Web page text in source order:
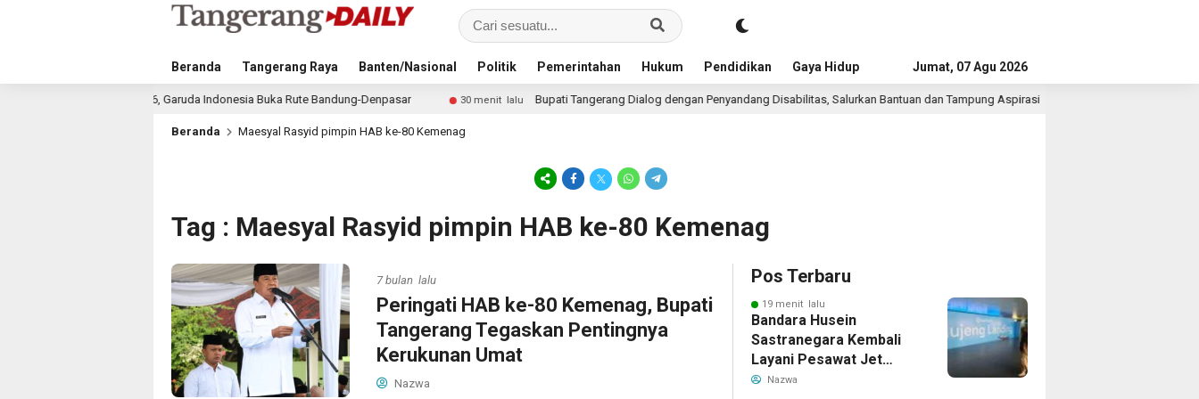
Beranda Tangerang Raya Banten/Nasional Politik Pemerintahan Hukum Pendidikan Gaya Hidup Advertorial
Jumat, 07 Agu 2026
2026, Garuda Indonesia Buka Rute Bandung-Denpasar 30 menit lalu Bupati Tangerang Dialog dengan Penyandang Disabilitas, Salurkan Bantuan dan Tampung Aspirasi 1 jam lalu Mahasiswa Taiwan Mengabdi
Beranda Maesyal Rasyid pimpin HAB ke-80 Kemenag
Tag : Maesyal Rasyid pimpin HAB ke-80 Kemenag
7 bulan lalu
Peringati HAB ke-80 Kemenag, Bupati
Tangerang Tegaskan Pentingnya
Kerukunan Umat
Nazwa
Pos Terbaru
19 menit lalu
Bandara Husein
Sastranegara Kembali
Layani Pesawat Jet
Mulai 14 Agustus 2026,
Nazwa